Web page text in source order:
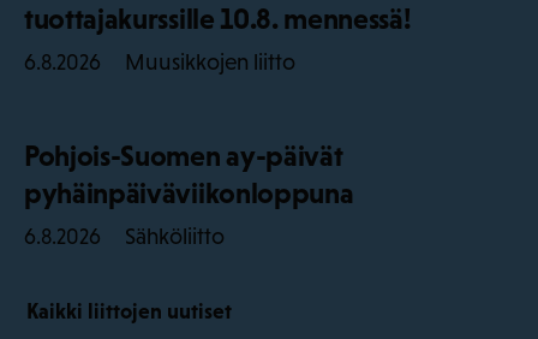
tuottajakurssille 10.8. mennessä!
6.8.2026 Muusikkojen liitto
Pohjois-Suomen ay-päivät
pyhäinpäiväviikonloppuna
6.8.2026 Sähköliitto
Kaikki liittojen uutiset